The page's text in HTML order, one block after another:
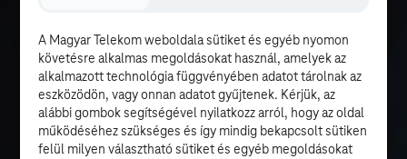
A Magyar Telekom weboldala sütiket és egyéb nyomon
követésre alkalmas megoldásokat használ, amelyek az
alkalmazott technológia függvényében adatot tárolnak az
eszközödön, vagy onnan adatot gyűjtenek. Kérjük, az
alábbi gombok segítségével nyilatkozz arról, hogy az oldal
működéséhez szükséges és így mindig bekapcsolt sütiken
felül milyen választható sütiket és egyéb megoldásokat